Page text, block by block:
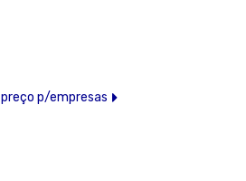
preço p/empresas